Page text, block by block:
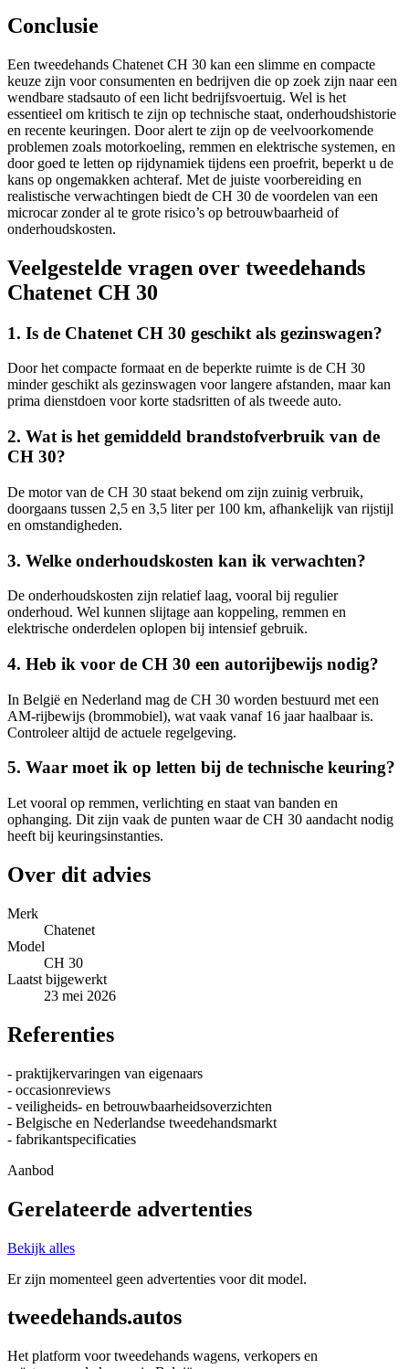
Conclusie
Een tweedehands Chatenet CH 30 kan een slimme en compacte
keuze zijn voor consumenten en bedrijven die op zoek zijn naar een
wendbare stadsauto of een licht bedrijfsvoertuig. Wel is het
essentieel om kritisch te zijn op technische staat, onderhoudshistorie
en recente keuringen. Door alert te zijn op de veelvoorkomende
problemen zoals motorkoeling, remmen en elektrische systemen, en
door goed te letten op rijdynamiek tijdens een proefrit, beperkt u de
kans op ongemakken achteraf. Met de juiste voorbereiding en
realistische verwachtingen biedt de CH 30 de voordelen van een
microcar zonder al te grote risico’s op betrouwbaarheid of
onderhoudskosten.
Veelgestelde vragen over tweedehands
Chatenet CH 30
1. Is de Chatenet CH 30 geschikt als gezinswagen?
Door het compacte formaat en de beperkte ruimte is de CH 30
minder geschikt als gezinswagen voor langere afstanden, maar kan
prima dienstdoen voor korte stadsritten of als tweede auto.
2. Wat is het gemiddeld brandstofverbruik van de
CH 30?
De motor van de CH 30 staat bekend om zijn zuinig verbruik,
doorgaans tussen 2,5 en 3,5 liter per 100 km, afhankelijk van rijstijl
en omstandigheden.
3. Welke onderhoudskosten kan ik verwachten?
De onderhoudskosten zijn relatief laag, vooral bij regulier
onderhoud. Wel kunnen slijtage aan koppeling, remmen en
elektrische onderdelen oplopen bij intensief gebruik.
4. Heb ik voor de CH 30 een autorijbewijs nodig?
In België en Nederland mag de CH 30 worden bestuurd met een
AM-rijbewijs (brommobiel), wat vaak vanaf 16 jaar haalbaar is.
Controleer altijd de actuele regelgeving.
5. Waar moet ik op letten bij de technische keuring?
Let vooral op remmen, verlichting en staat van banden en
ophanging. Dit zijn vaak de punten waar de CH 30 aandacht nodig
heeft bij keuringsinstanties.
Over dit advies
Merk
Chatenet
Model
CH 30
Laatst bijgewerkt
23 mei 2026
Referenties
- praktijkervaringen van eigenaars
- occasionreviews
- veiligheids- en betrouwbaarheidsoverzichten
- Belgische en Nederlandse tweedehandsmarkt
- fabrikantspecificaties
Aanbod
Gerelateerde advertenties
Bekijk alles
Er zijn momenteel geen advertenties voor dit model.
tweedehands.autos
Het platform voor tweedehands wagens, verkopers en